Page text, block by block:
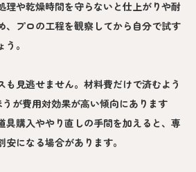
理や乾燥時間を守らないと仕上がりや耐
、プロの工程を観察してから自分で試す
。
も見逃せません。材料費だけで済むよう
が費用対効果が高い傾向にあります
具購入ややり直しの手間を加えると、専
になる場合があります。